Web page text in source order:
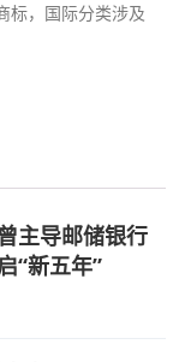
标，国际分类涉及
主导邮储银行
“新五年”